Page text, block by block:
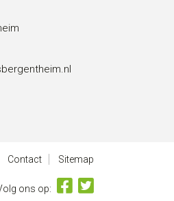
Contact Sitemap
ons op: